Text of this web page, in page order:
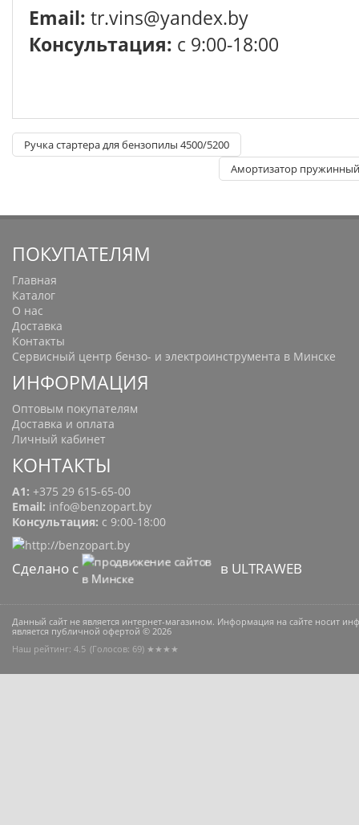
Email: tr.vins@yandex.by
Консультация: с 9:00-18:00
Ручка стартера для бензопилы 4500/5200
Амортизатор
ПОКУПАТЕЛЯМ
Главная
Каталог
О нас
Доставка
Контакты
Сервисный центр бензо- и электроинструмента в Минске
ИНФОРМАЦИЯ
Оптовым покупателям
Доставка и оплата
Личный кабинет
КОНТАКТЫ
A1: +375 29 615-65-00
Email: info@benzopart.by
Консультация: с 9:00-18:00
Сделано с в ULTRAWEB
Данный сайт не является интернет-магазином. Информация на сайте носит
является публичной офертой © 2026
Наш рейтинг: 4.5 (Голосов: 69) ★★★★